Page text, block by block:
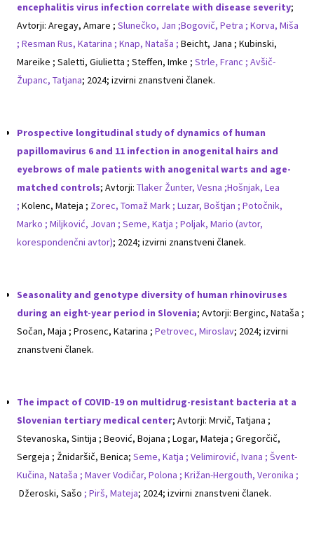
encephalitis virus infection correlate with disease severity;
Avtorji: Aregay, Amare ; Slunečko, Jan ;Bogovič, Petra ; Korva, Miša
; Resman Rus, Katarina ; Knap, Nataša ; Beicht, Jana ; Kubinski,
Mareike ; Saletti, Giulietta ; Steffen, Imke ; Strle, Franc ; Avšič-
Županc, Tatjana; 2024; izvirni znanstveni članek.
Prospective longitudinal study of dynamics of human
papillomavirus 6 and 11 infection in anogenital hairs and
eyebrows of male patients with anogenital warts and age-
matched controls; Avtorji: Tlaker Žunter, Vesna ;Hošnjak, Lea
; Kolenc, Mateja ; Zorec, Tomaž Mark ; Luzar, Boštjan ; Potočnik,
Marko ; Miljković, Jovan ; Seme, Katja ; Poljak, Mario (avtor,
korespondenčni avtor); 2024; izvirni znanstveni članek.
Seasonality and genotype diversity of human rhinoviruses
during an eight-year period in Slovenia; Avtorji: Berginc, Nataša ;
Sočan, Maja ; Prosenc, Katarina ; Petrovec, Miroslav; 2024; izvirni
znanstveni članek.
The impact of COVID-19 on multidrug-resistant bacteria at a
Slovenian tertiary medical center; Avtorji: Mrvič, Tatjana ;
Stevanoska, Sintija ; Beović, Bojana ; Logar, Mateja ; Gregorčič,
Sergeja ; Žnidaršič, Benica; Seme, Katja ; Velimirović, Ivana ; Švent-
Kučina, Nataša ; Maver Vodičar, Polona ; Križan-Hergouth, Veronika ;
Džeroski, Sašo ; Pirš, Mateja; 2024; izvirni znanstveni članek.